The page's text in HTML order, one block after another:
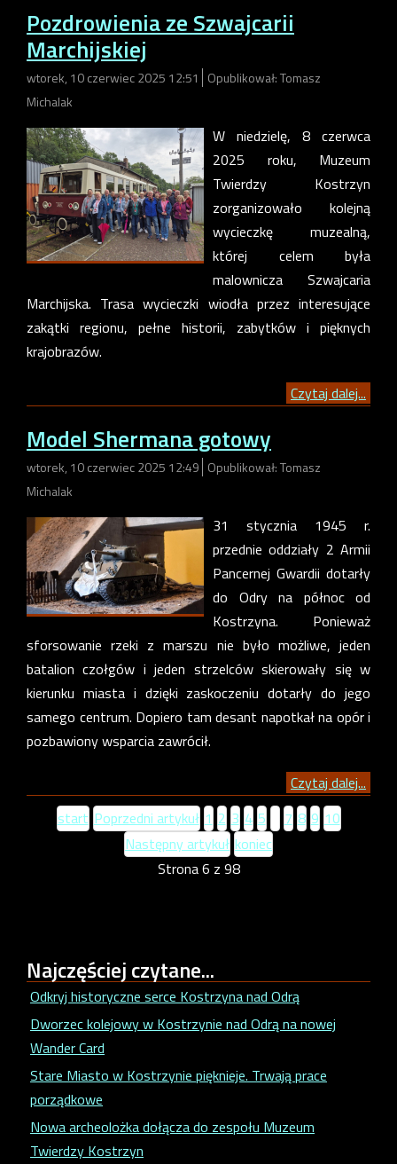
Pozdrowienia ze Szwajcarii
Marchijskiej
wtorek, 10 czerwiec 2025 12:51
Opublikował: Tomasz
Michalak
W niedzielę, 8 czerwca
2025 roku, Muzeum
Twierdzy Kostrzyn
zorganizowało kolejną
wycieczkę muzealną,
której celem była
malownicza Szwajcaria
Marchijska. Trasa wycieczki wiodła przez interesujące
zakątki regionu, pełne historii, zabytków i pięknych
krajobrazów.
Czytaj dalej...
Model Shermana gotowy
wtorek, 10 czerwiec 2025 12:49 Opublikował: Tomasz
Michalak
31 stycznia 1945 r.
przednie oddziały 2 Armii
Pancernej Gwardii dotarły
do Odry na północ od
Kostrzyna. Ponieważ
sforsowanie rzeki z marszu nie było możliwe, jeden
batalion czołgów i jeden strzelców skierowały się w
kierunku miasta i dzięki zaskoczeniu dotarły do jego
samego centrum. Dopiero tam desant napotkał na opór i
pozbawiony wsparcia zawrócił.
Czytaj dalej...
start Poprzedni artykuł 1 2 3 4 5 7 8 9 10
Następny artykuł koniec
Strona 6 z 98
Najczęściejczytane...
Odkryj historyczne serce Kostrzyna nad Odrą
Dworzec kolejowy w Kostrzynie nad Odrą na nowej
Wander Card
Stare Miasto w Kostrzynie pięknieje. Trwają prace
porządkowe
Nowa archeolożka dołącza do zespołu Muzeum
Twierdzy Kostrzyn